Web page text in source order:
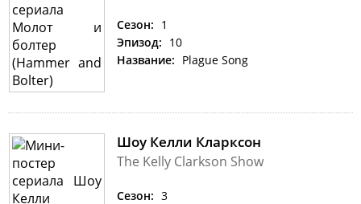
Сезон: 1
Эпизод: 10
Название: Plague Song
Шоу Келли Кларксон
The Kelly Clarkson Show
Сезон: 3